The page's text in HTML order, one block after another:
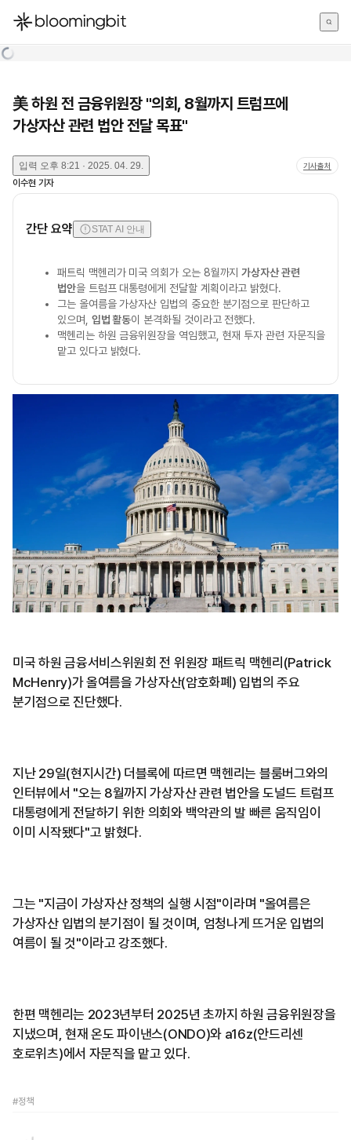
한국어
美 하원 전 금융위원장 "의회, 8월까지 트럼프에
가상자산 관련 법안 전달 목표"
입력 오후 8:21 · 2025. 04. 29. 기사출처
이수현 기자
간단 요약 STAT AI 안내
패트릭 맥헨리가 미국 의회가 오는 8월까지가상자산 관련
법안을 트럼프 대통령에게 전달할 계획이라고 밝혔다.
그는 올여름을 가상자산 입법의 중요한 분기점으로 판단하고
있으며, 입법 활동이 본격화될 것이라고 전했다.
맥헨리는 하원 금융위원장을 역임했고, 현재 투자 관련 자문직을
맡고 있다고 밝혔다.
미국 하원 금융서비스위원회 전 위원장 패트릭 맥헨리(Patrick
McHenry)가 올여름을 가상자산(암호화폐) 입법의 주요
분기점으로 진단했다.
지난 29일(현지시간) 더블록에 따르면 맥헨리는 블룸버그와의
인터뷰에서 "오는 8월까지 가상자산 관련 법안을 도널드 트럼프
대통령에게 전달하기 위한 의회와 백악관의 발 빠른 움직임이
이미 시작됐다"고 밝혔다.
그는 "지금이 가상자산 정책의 실행 시점"이라며 "올여름은
가상자산 입법의 분기점이 될 것이며, 엄청나게 뜨거운 입법의
여름이 될 것"이라고 강조했다.
한편 맥헨리는 2023년부터 2025년 초까지 하원 금융위원장을
지냈으며, 현재 온도 파이낸스(ONDO)와 a16z(안드리센
호로위츠)에서 자문직을 맡고 있다.
#정책